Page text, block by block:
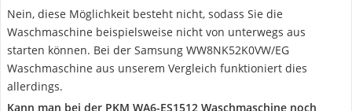
Nein, diese Möglichkeit besteht nicht, sodass Sie die
Waschmaschine beispielsweise nicht von unterwegs aus
starten können. Bei der Samsung WW8NK52K0VW/EG
Waschmaschine aus unserem Vergleich funktioniert dies
allerdings.
Kann man bei der PKM WA6-ES1512 Waschmaschine noch